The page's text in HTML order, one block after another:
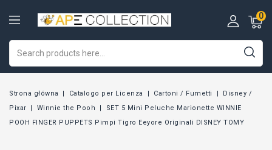
0
Strona główna Catalogo per Licenza Cartoni / Fumetti
Disney /
Pixar
Winnie the Pooh
SET 5 Mini Peluche Marionette WINNIE
POOH FINGER PUPPETS Pimpi Tigro Eeyore Originali DISNEY TOMY